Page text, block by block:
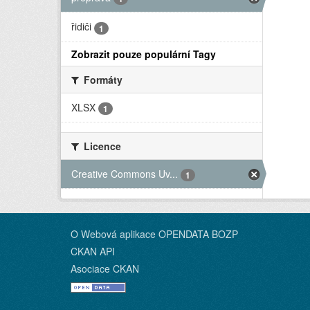
řidiči 1
Zobrazit pouze populární Tagy
Formáty
XLSX
1
Licence
Creative Commons Uv...
1
O Webová aplikace OPENDATA BOZP
CKAN API
Asociace CKAN